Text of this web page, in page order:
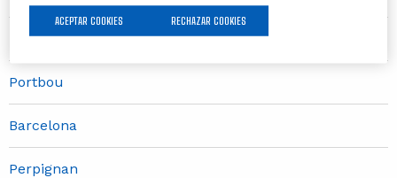
Madrid
Portbou
Barcelona
Perpignan
RECHAZAR COOKIES
ACEPTAR COOKIES